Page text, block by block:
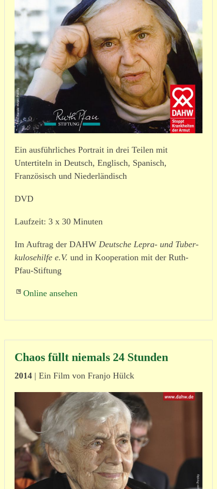
Ein ausführliches Portrait in drei Teilen mit
Untertiteln in Deutsch, Englisch, Spanisch,
Französisch und Niederländisch
DVD
Laufzeit: 3 x 30 Minuten
Im Auftrag der DAHW Deutsche Lepra- und Tuber­
ku­lo­se­hilfe e.V. und in Kooperation mit der Ruth-
Pfau-Stiftung
Online ansehen
Chaos füllt niemals 24 Stunden
2014| Ein Film von Franjo Hülck